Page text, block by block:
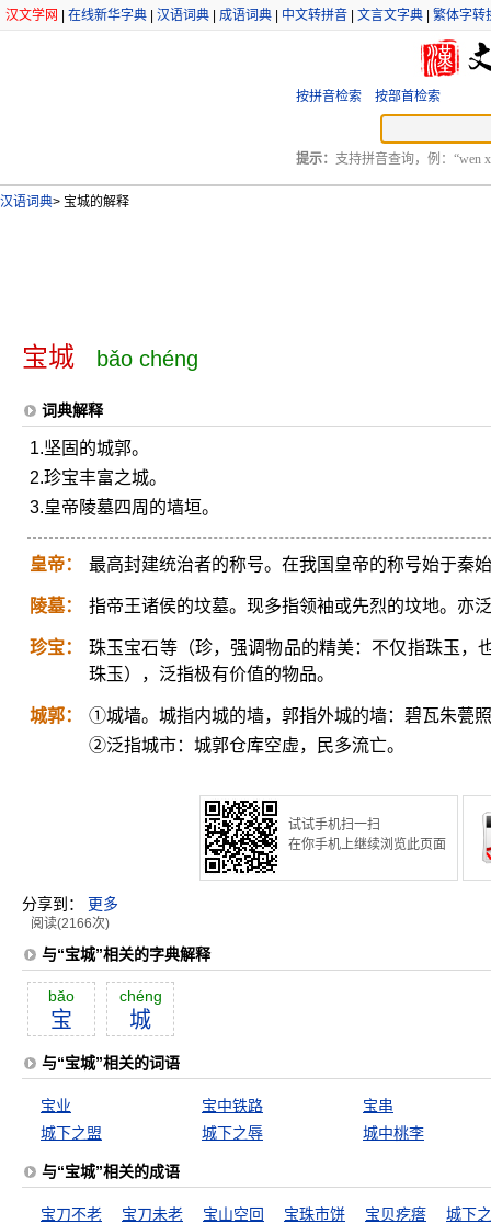
汉文学网 在线新华字典 汉语词典 成语词典 中文转拼音 文言文字典 繁体字转
按拼音检索 按部首检索
提示： 支持拼音查询，例：“wen
汉语词典> 宝城的解释
宝城 bǎo chéng
词典解释
1.坚固的城郭。
2.珍宝丰富之城。
3.皇帝陵墓四周的墙垣。
皇帝： 最高封建统治者的称号。在我国皇帝的称号始于秦
陵墓： 指帝王诸侯的坟墓。现多指领袖或先烈的坟地。亦
珍宝：
珠玉宝石等（珍，强调物品的精美：不仅指珠玉，
珠玉），泛指极有价值的物品。
城郭：
①城墙。城指内城的墙，郭指外城的墙：碧瓦朱甍
②泛指城市：城郭仓库空虚，民多流亡。
试试手机扫一扫
在你手机上继续浏览此页面
分享到： 更多
阅读(2166次)
与“宝城”相关的字典解释
băo
宝
chéng
城
与“宝城”相关的词语
宝业 宝中铁路
宝串
城下之盟
城下之辱 城中桃李
与“宝城”相关的成语
宝刀不老 宝刀未老 宝山空回 宝珠市饼 宝贝疙瘩 城下